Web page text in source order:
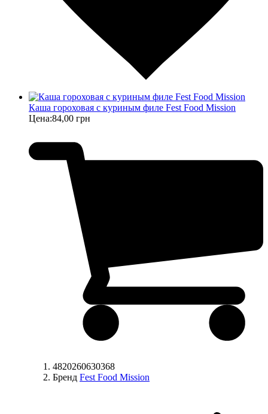
Каша гороховая с куриным филе Fest Food Mission
Цена:84,00 грн
4820260630368
Бренд Fest Food Mission